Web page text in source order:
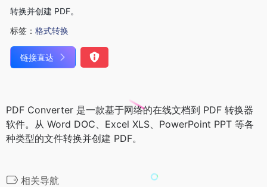
转换并创建 PDF。
标签： 格式转换
链接直达
PDF Converter 是一款基于网络的在线文档到 PDF 转换器
软件。从 Word DOC、Excel XLS、PowerPoint PPT 等各
种类型的文件转换并创建 PDF。
相关导航